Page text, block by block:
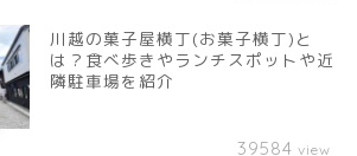
川越の菓子屋横丁(お菓子横丁)と
は？食べ歩きやランチスポットや近
隣駐車場を紹介
39584 view